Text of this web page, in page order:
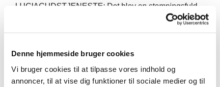
Denne hjemmeside bruger cookies
Vi bruger cookies til at tilpasse vores indhold og
annoncer, til at vise dig funktioner til sociale medier og til
LUCIAGUDSTJENESTE: Det blev en stemningsfuld
Skolelederen Eydna Vidtfeldt takkede for samarbejdet
og det gav dem noget ekstra, at lokalerne gav meget til
oplevelsen. Det betød også meget for dem, at